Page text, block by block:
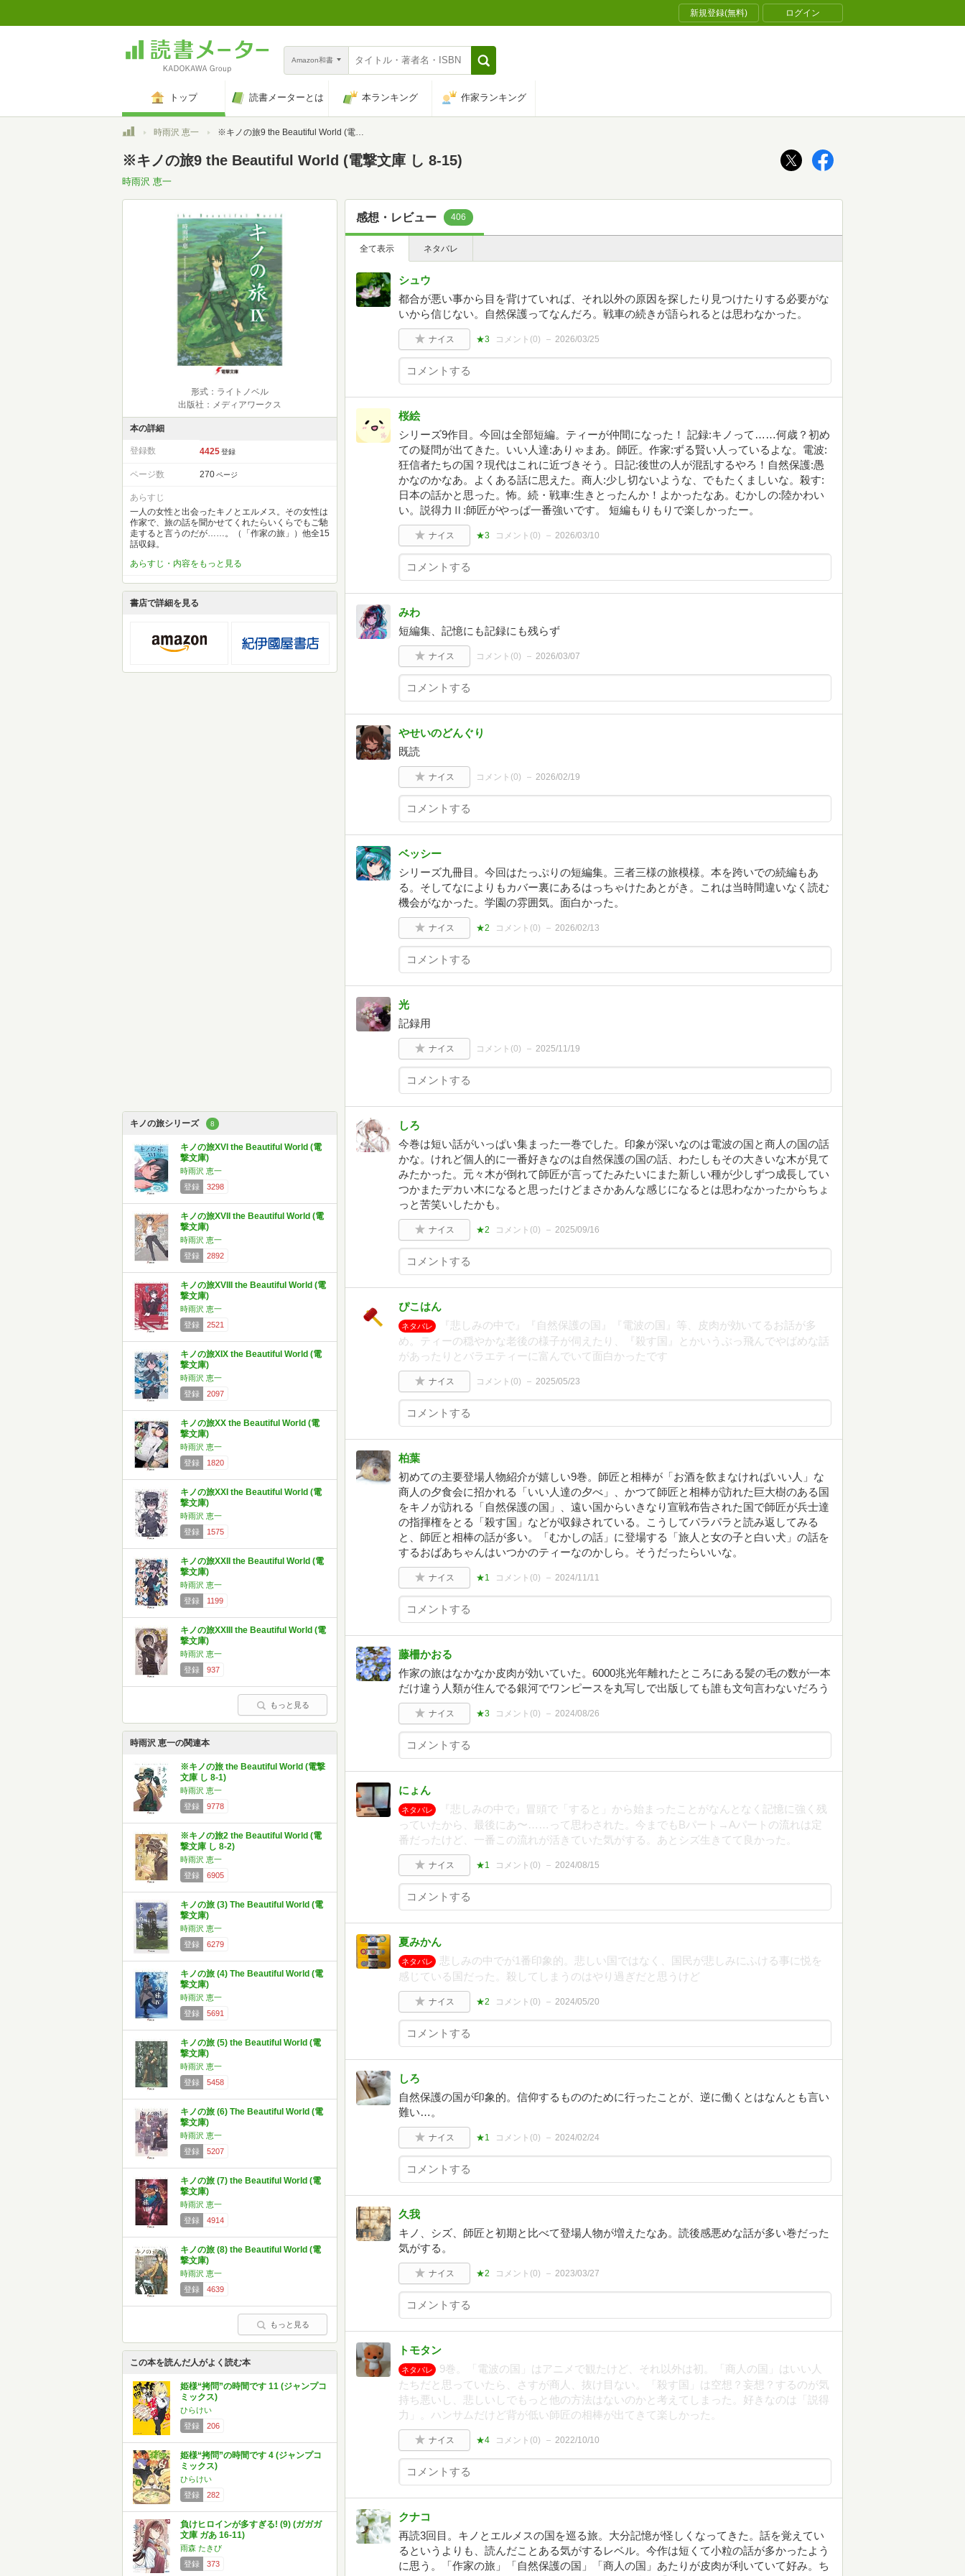
新規登録(無料) ログイン
Amazon和書
トップ 読書メーターとは 本ランキング 作家ランキング
トップ時雨沢 恵一 ※キノの旅9 the Beautiful World (電撃文庫 し 8-15)
※キノの旅9 the Beautiful World (電撃文庫 し 8-15)
時雨沢 恵一
形式：ライトノベル
出版社：メディアワークス
本の詳細
登録数 4425 登録
ページ数 270 ページ
あらすじ
一人の女性と出会ったキノとエルメス。その女性は
作家で、旅の話を聞かせてくれたらいくらでもご馳
走すると言うのだが……。（「作家の旅」）他全15
話収録。
あらすじ・内容をもっと見る
書店で詳細を見る
キノの旅シリーズ 8
キノの旅XVI the Beautiful World (電
撃文庫)
時雨沢 恵一
登録
3298
キノの旅XVII the Beautiful World (電
撃文庫)
時雨沢 恵一
登録
2892
キノの旅XVIII the Beautiful World (電
撃文庫)
時雨沢 恵一
登録
2521
キノの旅XIX the Beautiful World (電
撃文庫)
時雨沢 恵一
登録
2097
キノの旅XX the Beautiful World (電
撃文庫)
時雨沢 恵一
登録
1820
キノの旅XXI the Beautiful World (電
撃文庫)
時雨沢 恵一
登録
1575
キノの旅XXII the Beautiful World (電
撃文庫)
時雨沢 恵一
登録
1199
キノの旅XXIII the Beautiful World (電
撃文庫)
時雨沢 恵一
登録
937
もっと見る
時雨沢 恵一の関連本
※キノの旅 the Beautiful World (電撃
文庫 し 8-1)
時雨沢 恵一
登録
9778
※キノの旅2 the Beautiful World (電
撃文庫 し 8-2)
時雨沢 恵一
登録
6905
キノの旅 (3) The Beautiful World (電
撃文庫)
時雨沢 恵一
登録
6279
キノの旅 (4) The Beautiful World (電
撃文庫)
時雨沢 恵一
登録
5691
キノの旅 (5) the Beautiful World (電
撃文庫)
時雨沢 恵一
登録
5458
キノの旅 (6) The Beautiful World (電
撃文庫)
時雨沢 恵一
登録
5207
キノの旅 (7) the Beautiful World (電
撃文庫)
時雨沢 恵一
登録
4914
キノの旅 (8) the Beautiful World (電
撃文庫)
時雨沢 恵一
登録
4639
もっと見る
この本を読んだ人がよく読む本
姫様“拷問”の時間です 11 (ジャンプコ
ミックス)
ひらけい
登録
206
姫様“拷問”の時間です 4 (ジャンプコ
ミックス)
ひらけい
登録
282
負けヒロインが多すぎる! (9) (ガガガ
文庫 ガあ 16-11)
雨森 たきび
登録
373
感想・レビュー 406
全て表示 ネタバレ
シュウ
都合が悪い事から目を背けていれば、それ以外の原因を探したり見つけたりする必要がな
いから信じない。自然保護ってなんだろ。戦車の続きが語られるとは思わなかった。
ナイス ★3 コメント(0) 2026/03/25
桜絵
シリーズ9作目。今回は全部短編。ティーが仲間になった！ 記録:キノって……何歳？初め
ての疑問が出てきた。いい人達:ありゃまあ。師匠。作家:ずる賢い人っているよな。電波:
狂信者たちの国？現代はこれに近づきそう。日記:後世の人が混乱するやろ！自然保護:愚
かなのかなあ。よくある話に思えた。商人:少し切ないような、でもたくましいな。殺す:
日本の話かと思った。怖。続・戦車:生きとったんか！よかったなあ。むかしの:陸かわい
い。説得力Ⅱ:師匠がやっぱ一番強いです。 短編もりもりで楽しかったー。
ナイス ★3 コメント(0) 2026/03/10
みわ
短編集、記憶にも記録にも残らず
ナイス コメント(0) 2026/03/07
やせいのどんぐり
既読
ナイス コメント(0) 2026/02/19
ベッシー
シリーズ九冊目。今回はたっぷりの短編集。三者三様の旅模様。本を跨いでの続編もあ
る。そしてなによりもカバー裏にあるはっちゃけたあとがき。これは当時間違いなく読む
機会がなかった。学園の雰囲気。面白かった。
ナイス ★2 コメント(0) 2026/02/13
光
記録用
ナイス コメント(0) 2025/11/19
しろ
今巻は短い話がいっぱい集まった一巻でした。印象が深いなのは電波の国と商人の国の話
かな。けれど個人的に一番好きなのは自然保護の国の話、わたしもその大きいな木が見て
みたかった。元々木が倒れて師匠が言ってたみたいにまた新しい種が少しずつ成長してい
つかまたデカい木になると思ったけどまさかあんな感じになるとは思わなかったからちょ
っと苦笑いしたかも。
ナイス ★2 コメント(0) 2025/09/16
ぴこはん
ネタバレ
『悲しみの中で』『自然保護の国』『電波の国』等、皮肉が効いてるお話が多
め。ティーの穏やかな老後の様子が伺えたり、『殺す国』とかいうぶっ飛んでやばめな話
があったりとバラエティーに富んでいて面白かったです
ナイス コメント(0) 2025/05/23
柏葉
初めての主要登場人物紹介が嬉しい9巻。師匠と相棒が「お酒を飲まなければいい人」な
商人の夕食会に招かれる「いい人達の夕べ」、かつて師匠と相棒が訪れた巨大樹のある国
をキノが訪れる「自然保護の国」、遠い国からいきなり宣戦布告された国で師匠が兵士達
の指揮権をとる「殺す国」などが収録されている。こうしてパラパラと読み返してみる
と、師匠と相棒の話が多い。「むかしの話」に登場する「旅人と女の子と白い犬」の話を
するおばあちゃんはいつかのティーなのかしら。そうだったらいいな。
ナイス ★1 コメント(0) 2024/11/11
藤柵かおる
作家の旅はなかなか皮肉が効いていた。6000兆光年離れたところにある髪の毛の数が一本
だけ違う人類が住んでる銀河でワンピースを丸写しで出版しても誰も文句言わないだろう
ナイス ★3 コメント(0) 2024/08/26
にょん
ネタバレ
『悲しみの中で』冒頭で「すると」から始まったことがなんとなく記憶に強く残
っていたから、最後にあ〜……って思わされた。今までもBパート→Aパートの流れは定
番だったけど、一番この流れが活きていた気がする。あとシズ生きてて良かった。
ナイス ★1 コメント(0) 2024/08/15
夏みかん
ネタバレ
悲しみの中でが1番印象的。悲しい国ではなく、国民が悲しみにふける事に悦を
感じている国だった。殺してしまうのはやり過ぎだと思うけど
ナイス ★2 コメント(0) 2024/05/20
しろ
自然保護の国が印象的。信仰するもののために行ったことが、逆に働くとはなんとも言い
難い…。
ナイス ★1 コメント(0) 2024/02/24
久我
キノ、シズ、師匠と初期と比べて登場人物が増えたなあ。読後感悪めな話が多い巻だった
気がする。
ナイス ★2 コメント(0) 2023/03/27
トモタン
ネタバレ
9巻。「電波の国」はアニメで観たけど、それ以外は初。「商人の国」はいい人
たちだと思っていたら、さすが商人、抜け目ない。「殺す国」は空想？妄想？するのが気
持ち悪いし、悲しいしでもっと他の方法はないのかと考えてしまった。好きなのは「説得
力」。ハンサムだけど背が低い師匠の相棒が出てきて楽しかった。
ナイス ★4 コメント(0) 2022/10/10
クナコ
再読3回目。キノとエルメスの国を巡る旅。大分記憶が怪しくなってきた。話を覚えてい
るというよりも、読んだことある気がするレベル。今作は短くて小粒の話が多かったよう
に思う。「作家の旅」「自然保護の国」「商人の国」あたりが皮肉が利いていて好み。ち